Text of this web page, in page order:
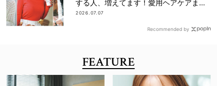
する人、増えてます！愛用ヘアケアまで
全部見せ
2026.07.07
Recommended by
FEATURE